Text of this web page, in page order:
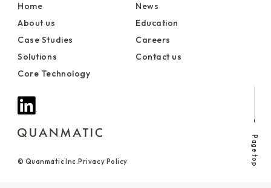
Home
About us
Case Studies
Solutions
Core Technology
News
Education
Careers
Contact us
© Quanmatic Inc. Privacy Policy Page top